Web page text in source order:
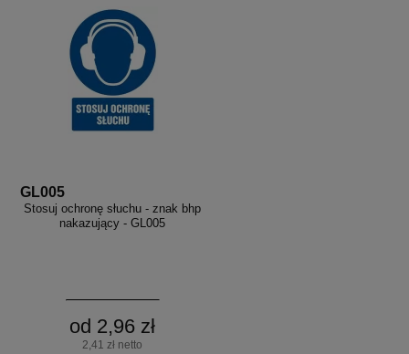
GL005
Stosuj ochronę słuchu - znak bhp
nakazujący - GL005
od 2,96 zł
2,41 zł netto